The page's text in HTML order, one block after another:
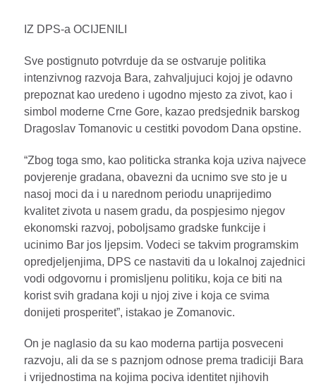
IZ DPS-a OCIJENILI
Sve postignuto potvrduje da se ostvaruje politika
intenzivnog razvoja Bara, zahvaljujuci kojoj je odavno
prepoznat kao uredeno i ugodno mjesto za zivot, kao i
simbol moderne Crne Gore, kazao predsjednik barskog
Dragoslav Tomanovic u cestitki povodom Dana opstine.
“Zbog toga smo, kao politicka stranka koja uziva najvece
povjerenje gradana, obavezni da ucnimo sve sto je u
nasoj moci da i u narednom periodu unaprijedimo
kvalitet zivota u nasem gradu, da pospjesimo njegov
ekonomski razvoj, poboljsamo gradske funkcije i
ucinimo Bar jos ljepsim. Vodeci se takvim programskim
opredjeljenjima, DPS ce nastaviti da u lokalnoj zajednici
vodi odgovornu i promisljenu politiku, koja ce biti na
korist svih gradana koji u njoj zive i koja ce svima
donijeti prosperitet”, istakao je Zomanovic.
On je naglasio da su kao moderna partija posveceni
razvoju, ali da se s paznjom odnose prema tradiciji Bara
i vrijednostima na kojima pociva identitet njihovih